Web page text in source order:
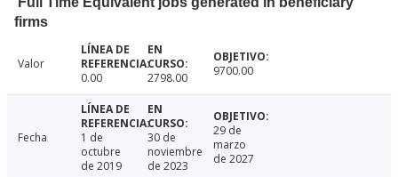
firms
Valor
0.00
2798.00 9700.00
Fecha
1 de
octubre
de 2019
30 de
noviembre
de 2023
29 de
marzo
de 2027